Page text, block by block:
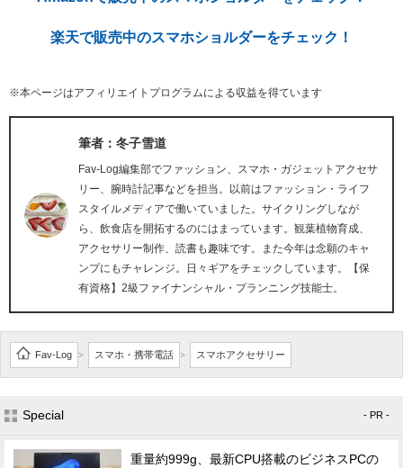
楽天で販売中のスマホショルダーをチェック！
※本ページはアフィリエイトプログラムによる収益を得ています
筆者：冬子雪道
Fav-Log編集部でファッション、スマホ・ガジェットアクセサ
リー、腕時計記事などを担当。以前はファッション・ライフ
スタイルメディアで働いていました。サイクリングしなが
ら、飲食店を開拓するのにはまっています。観葉植物育成、
アクセサリー制作、読書も趣味です。また今年は念願のキャ
ンプにもチャレンジ。日々ギアをチェックしています。【保
有資格】2級ファイナンシャル・プランニング技能士。
Fav-Log > スマホ・携帯電話 > スマホアクセサリー
Special - PR -
重量約999g、最新CPU搭載のビジネスPCの